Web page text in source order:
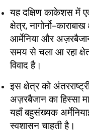
यह दक्षिण काकेशस में
क्षेत्र, नागोर्नो-
आर्मेनिया और
समय से चला आ रहा
विवाद है।
इस क्षेत्र को
अज़रबैजान का हिस्सा
यहाँ बहुसंख्यक
स्वशासन चाहती है।